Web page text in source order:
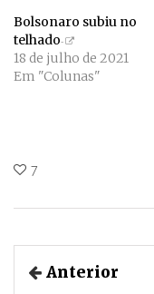
Bolsonaro subiu no
telhado
18 de julho de 2021
Em "Colunas"
7
Anterior